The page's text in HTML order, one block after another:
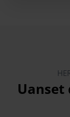
Uanset